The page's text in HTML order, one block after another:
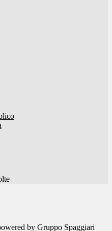
by Gruppo Spaggiari